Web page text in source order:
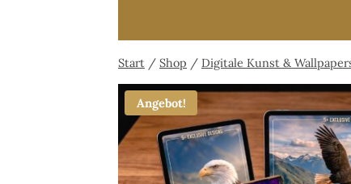
Start / Shop / Digitale Kunst &
Angebot!